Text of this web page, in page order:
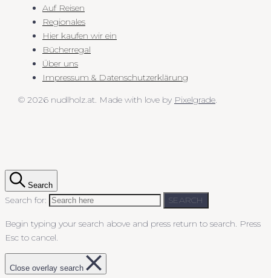
Auf Reisen
Regionales
Hier kaufen wir ein
Bücherregal
Über uns
Impressum & Datenschutzerklärung
© 2026 nudlholz.at. Made with love by Pixelgrade
Search
Search for: SEARCH
Begin typing your search above and press return to search. Press
Esc to cancel.
Close overlay search